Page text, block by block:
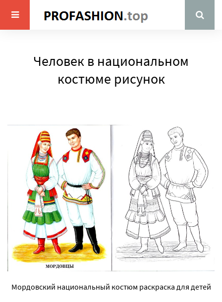
Человек в национальном
костюме рисунок
Мордовский национальный костюм раскраска для детей